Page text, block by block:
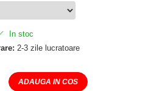
In stoc
2-3 zile lucratoare
ADAUGA IN COS